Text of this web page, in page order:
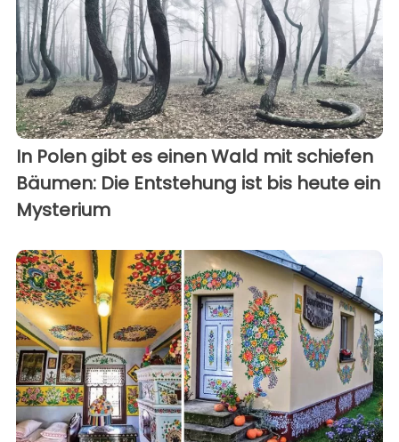
In Polen gibt es einen Wald mit schiefen
Bäumen: Die Entstehung ist bis heute ein
Mysterium